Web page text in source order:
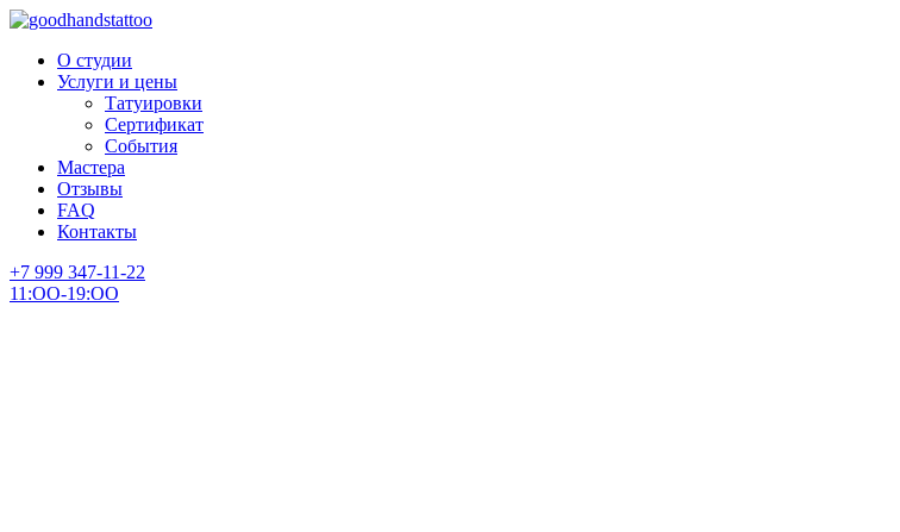
О студии
Услуги и цены
Татуировки
Сертификат
События
Мастера
Отзывы
FAQ
Контакты
+7 999 347-11-22
11:ОО-19:ОО